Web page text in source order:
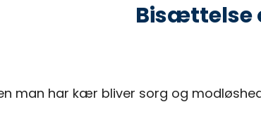
Bisættelse
man har kær bliver sorg og